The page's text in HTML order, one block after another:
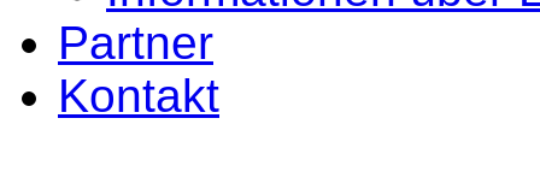
Partner
Kontakt